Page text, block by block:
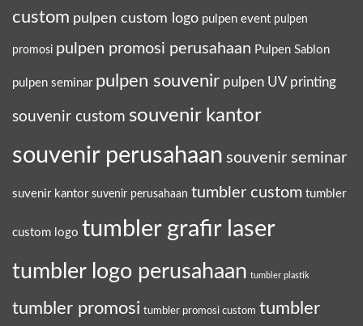
custom pulpen custom logo pulpen event pulpen
promosi pulpen promosi perusahaan Pulpen Sablon
pulpen seminar pulpen souvenir pulpen UV printing
souvenir custom souvenir kantor
souvenir perusahaan souvenir seminar
suvenir kantor suvenir perusahaan tumbler custom tumbler
custom logo tumbler grafir laser
tumbler logo perusahaan tumbler plastik
tumbler promosi tumbler promosi custom tumbler